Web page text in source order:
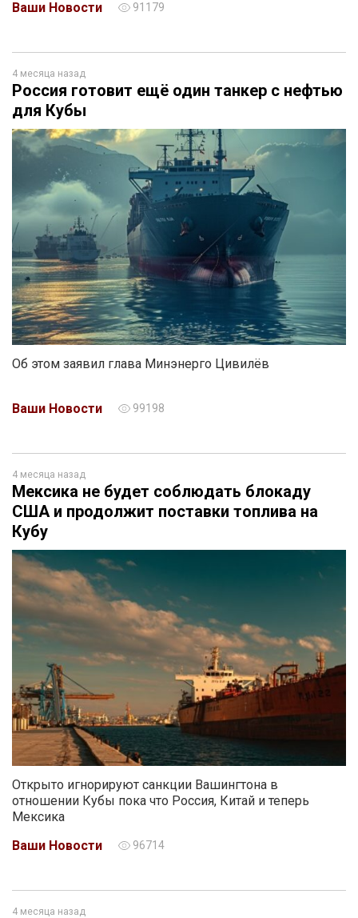
Ваши Новости 91179
4 месяца назад
Россия готовит ещё один танкер с нефтью
для Кубы
Об этом заявил глава Минэнерго Цивилёв
Ваши Новости 99198
4 месяца назад
Мексика не будет соблюдать блокаду
США и продолжит поставки топлива на
Кубу
Открыто игнорируют санкции Вашингтона в
отношении Кубы пока что Россия, Китай и теперь
Мексика
Ваши Новости
96714
4 месяца назад